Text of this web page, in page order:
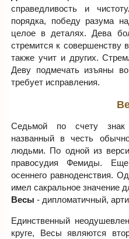
справедливость и
порядка, победу разума
целое в деталях. Дева
стремится к совершенству
также учит и других.
Деву подмечать изъяны
требует исправления.
Седьмой по счету знак
названный в честь
людьми. По одной из
правосудия Фемиды.
осеннего равноденствия.
имел сакральное значение
Весы - дипломатичный,
Единственный
круге, Весы являются